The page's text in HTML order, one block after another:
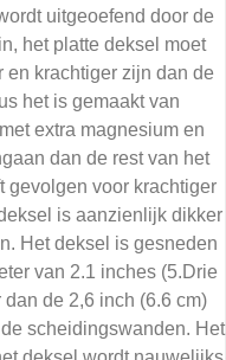
uitgeoefend door de
het platte deksel moet
en krachtiger zijn dan de
het is gemaakt van
extra magnesium en
dan de rest van het
gevolgen voor krachtiger
is aanzienlijk dikker
Het deksel is gesneden
van 2.1 inches (5.Drie
dan de 2,6 inch (6.6 cm)
scheidingswanden. Het